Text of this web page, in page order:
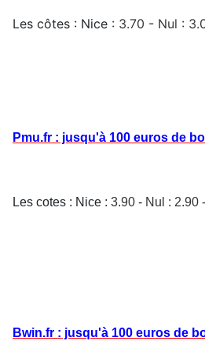
Les côtes : Nice : 3.70 - Nul :
Pmu.fr : jusqu'à 100 euros de
Les cotes : Nice : 3.90 - Nul : 2.90 -
Bwin.fr : jusqu'à 100 euros de